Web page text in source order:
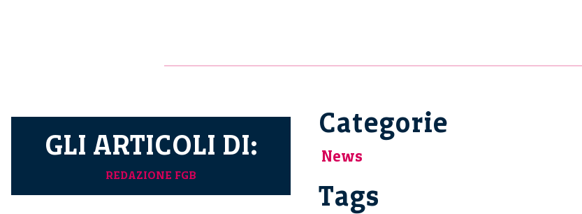
GLI ARTICOLI DI:
REDAZIONE FGB
Categorie
News
Tags